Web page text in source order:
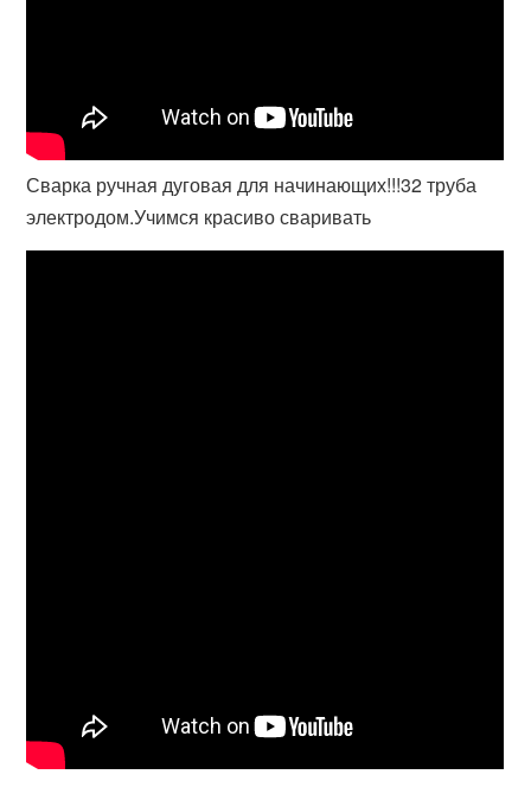
Сварка ручная дуговая для начинающих!!!32 труба
электродом.Учимся красиво сваривать